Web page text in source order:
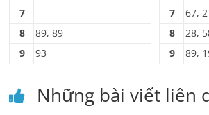
7
8
89, 89
9
93
7
67,
8
28,
9
89,
Những bài viết liên